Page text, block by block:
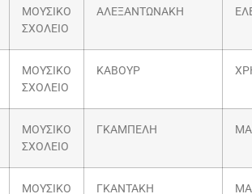
ΜΟΥΣΙΚΟ
ΣΧΟΛΕΙΟ
ΑΛΕΞΑΝΤΩΝΑΚΗ
ΜΟΥΣΙΚΟ
ΣΧΟΛΕΙΟ
ΚΑΒΟΥΡ
ΜΟΥΣΙΚΟ
ΣΧΟΛΕΙΟ
ΓΚΑΜΠΕΛΗ
ΜΟΥΣΙΚΟ
ΓΚΑΝΤΑΚΗ